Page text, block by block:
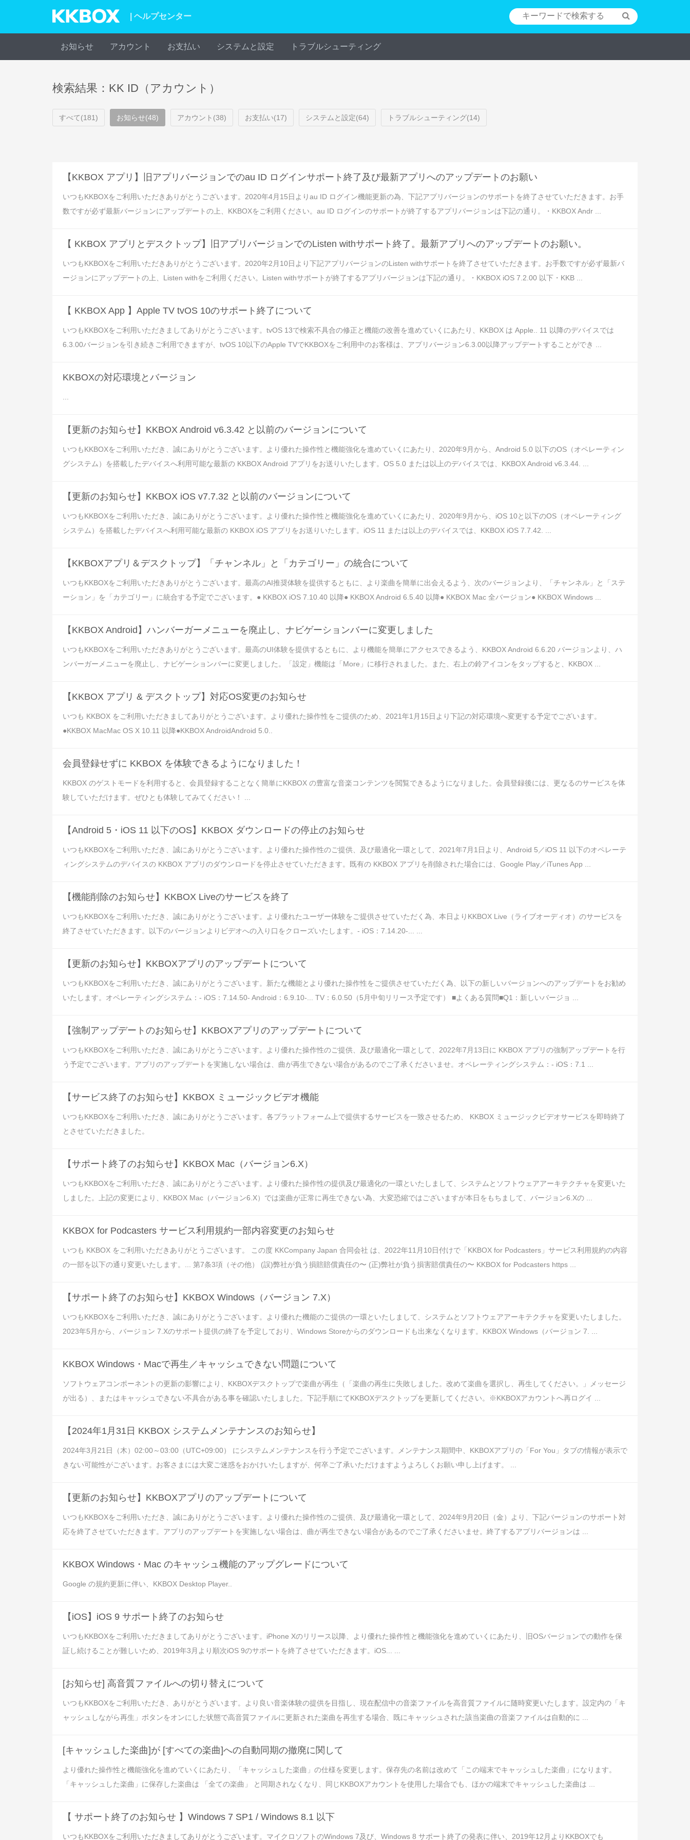
| ヘルプセンター
お知らせ アカウント お支払い システムと設定 トラブルシューティング
検索結果：KK ID（アカウント）
すべて(181) お知らせ(48) アカウント(38) お支払い(17) システムと設定(64) トラブルシューティング(14)
【KKBOX アプリ】旧アプリバージョンでのau ID ログインサポート終了及び最新アプリへのアップデートのお願い
いつもKKBOXをご利用いただきありがとうございます。2020年4月15日よりau ID ログイン機能更新の為、下記アプリバージョンのサポートを終了させていただきます。お手
数ですが必ず最新バージョンにアップデートの上、KKBOXをご利用ください。au ID ログインのサポートが終了するアプリバージョンは下記の通り。・KKBOX Andr ...
【 KKBOX アプリとデスクトップ】旧アプリバージョンでのListen withサポート終了。最新アプリへのアップデートのお願い。
いつもKKBOXをご利用いただきありがとうございます。2020年2月10日より下記アプリバージョンのListen withサポートを終了させていただきます。お手数ですが必ず最新バ
ージョンにアップデートの上、Listen withをご利用ください。Listen withサポートが終了するアプリバージョンは下記の通り。・KKBOX iOS 7.2.00 以下・KKB ...
【 KKBOX App 】Apple TV tvOS 10のサポート終了について
いつもKKBOXをご利用いただきましてありがとうございます。tvOS 13で検索不具合の修正と機能の改善を進めていくにあたり、KKBOX は Apple.. 11 以降のデバイスでは
6.3.00バージョンを引き続きご利用できますが、tvOS 10以下のApple TVでKKBOXをご利用中のお客様は、アプリバージョン6.3.00以降アップデートすることができ ...
KKBOXの対応環境とバージョン
【更新のお知らせ】KKBOX Android v6.3.42 と以前のバージョンについて
いつもKKBOXをご利用いただき、誠にありがとうございます。より優れた操作性と機能強化を進めていくにあたり、2020年9月から、Android 5.0 以下のOS（オペレーティン
グシステム）を搭載したデバイスへ利用可能な最新の KKBOX Android アプリをお送りいたします。OS 5.0 または以上のデバイスでは、KKBOX Android v6.3.44. ...
【更新のお知らせ】KKBOX iOS v7.7.32 と以前のバージョンについて
いつもKKBOXをご利用いただき、誠にありがとうございます。より優れた操作性と機能強化を進めていくにあたり、2020年9月から、iOS 10と以下のOS（オペレーティング
システム）を搭載したデバイスへ利用可能な最新の KKBOX iOS アプリをお送りいたします。iOS 11 または以上のデバイスでは、KKBOX iOS 7.7.42. ...
【KKBOXアプリ＆デスクトップ】「チャンネル」と「カテゴリー」の統合について
いつもKKBOXをご利用いただきありがとうございます。最高のAI推奨体験を提供するともに、より楽曲を簡単に出会えるよう、次のバージョンより、「チャンネル」と「ステ
ーション」を「カテゴリー」に統合する予定でございます。● KKBOX iOS 7.10.40 以降● KKBOX Android 6.5.40 以降● KKBOX Mac 全バージョン● KKBOX Windows ...
【KKBOX Android】ハンバーガーメニューを廃止し、ナビゲーションバーに変更しました
いつもKKBOXをご利用いただきありがとうございます。最高のUI体験を提供するともに、より機能を簡単にアクセスできるよう、KKBOX Android 6.6.20 バージョンより、ハ
ンバーガーメニューを廃止し、ナビゲーションバーに変更しました。「設定」機能は「More」に移行されました。また、右上の鈴アイコンをタップすると、KKBOX ...
【KKBOX アプリ & デスクトップ】対応OS変更のお知らせ
いつも KKBOX をご利用いただきましてありがとうございます。より優れた操作性をご提供のため、2021年1月15日より下記の対応環境へ変更する予定でございます。
●KKBOX MacMac OS X 10.11 以降●KKBOX AndroidAndroid 5.0..
会員登録せずに KKBOX を体験できるようになりました！
KKBOX のゲストモードを利用すると、会員登録することなく簡単にKKBOX の豊富な音楽コンテンツを閲覧できるようになりました。会員登録後には、更なるのサービスを体
験していただけます。ぜひとも体験してみてください！ ...
【Android 5・iOS 11 以下のOS】KKBOX ダウンロードの停止のお知らせ
いつもKKBOXをご利用いただき、誠にありがとうございます。より優れた操作性のご提供、及び最適化一環として、2021年7月1日より、Android 5／iOS 11 以下のオペレーテ
ィングシステムのデバイスの KKBOX アプリのダウンロードを停止させていただきます。既有の KKBOX アプリを削除された場合には、Google Play／iTunes App ...
【機能削除のお知らせ】KKBOX Liveのサービスを終了
いつもKKBOXをご利用いただき、誠にありがとうございます。より優れたユーザー体験をご提供させていただく為、本日よりKKBOX Live（ライブオーディオ）のサービスを
終了させていただきます。以下のバージョンよりビデオへの入り口をクローズいたします。- iOS：7.14.20-... ...
【更新のお知らせ】KKBOXアプリのアップデートについて
いつもKKBOXをご利用いただき、誠にありがとうございます。新たな機能とより優れた操作性をご提供させていただく為、以下の新しいバージョンへのアップデートをお勧め
いたします。オペレーティングシステム：- iOS：7.14.50- Android：6.9.10-... TV：6.0.50（5月中旬リリース予定です） ■よくある質問■Q1：新しいバージョ ...
【強制アップデートのお知らせ】KKBOXアプリのアップデートについて
いつもKKBOXをご利用いただき、誠にありがとうございます。より優れた操作性のご提供、及び最適化一環として、2022年7月13日に KKBOX アプリの強制アップデートを行
う予定でございます。アプリのアップデートを実施しない場合は、曲が再生できない場合があるのでご了承くださいませ。オペレーティングシステム：- iOS：7.1 ...
【サービス終了のお知らせ】KKBOX ミュージックビデオ機能
いつもKKBOXをご利用いただき、誠にありがとうございます。各プラットフォーム上で提供するサービスを一致させるため、 KKBOX ミュージックビデオサービスを即時終了
とさせていただきました。
【サポート終了のお知らせ】KKBOX Mac（バージョン6.X）
いつもKKBOXをご利用いただき、誠にありがとうございます。より優れた操作性の提供及び最適化の一環といたしまして、システムとソフトウェアアーキテクチャを変更いた
しました。上記の変更により、KKBOX Mac（バージョン6.X）では楽曲が正常に再生できない為、大変恐縮ではございますが本日をもちまして、バージョン6.Xの ...
KKBOX for Podcasters サービス利用規約一部内容変更のお知らせ
いつも KKBOX をご利用いただきありがとうございます。 この度 KKCompany Japan 合同会社 は、2022年11月10日付けで「KKBOX for Podcasters」サービス利用規約の内容
の一部を以下の通り変更いたします。... 第7条3項（その他） (誤)弊社が負う損賠賠償責任の〜 (正)弊社が負う損害賠償責任の〜 KKBOX for Podcasters https ...
【サポート終了のお知らせ】KKBOX Windows（バージョン 7.X）
いつもKKBOXをご利用いただき、誠にありがとうございます。より優れた機能のご提供の一環といたしまして、システムとソフトウェアアーキテクチャを変更いたしました。
2023年5月から、バージョン 7.Xのサポート提供の終了を予定しており、Windows Storeからのダウンロードも出来なくなります。KKBOX Windows（バージョン 7. ...
KKBOX Windows・Macで再生／キャッシュできない問題について
ソフトウェアコンポーネントの更新の影響により、KKBOXデスクトップで楽曲が再生（「楽曲の再生に失敗しました。改めて楽曲を選択し、再生してください。」メッセージ
が出る）、またはキャッシュできない不具合がある事を確認いたしました。下記手順にてKKBOXデスクトップを更新してください。※KKBOXアカウントへ再ログイ ...
【2024年1月31日 KKBOX システムメンテナンスのお知らせ】
2024年3月21日（木）02:00～03:00（UTC+09:00） にシステムメンテナンスを行う予定でございます。メンテナンス期間中、KKBOXアプリの「For You」タブの情報が表示で
きない可能性がございます。お客さまには大変ご迷惑をおかけいたしますが、何卒ご了承いただけますようよろしくお願い申し上げます。 ...
【更新のお知らせ】KKBOXアプリのアップデートについて
いつもKKBOXをご利用いただき、誠にありがとうございます。より優れた操作性のご提供、及び最適化一環として、2024年9月20日（金）より、下記バージョンのサポート対
応を終了させていただきます。アプリのアップデートを実施しない場合は、曲が再生できない場合があるのでご了承くださいませ。終了するアプリバージョンは ...
KKBOX Windows・Mac のキャッシュ機能のアップグレードについて
Google の規約更新に伴い、KKBOX Desktop Player..
【iOS】iOS 9 サポート終了のお知らせ
いつもKKBOXをご利用いただきましてありがとうございます。iPhone Xのリリース以降、より優れた操作性と機能強化を進めていくにあたり、旧OSバージョンでの動作を保
証し続けることが難しいため、2019年3月より順次iOS 9のサポートを終了させていただきます。iOS... ...
[お知らせ] 高音質ファイルへの切り替えについて
いつもKKBOXをご利用いただき、ありがとうざいます。より良い音楽体験の提供を目指し、現在配信中の音楽ファイルを高音質ファイルに随時変更いたします。設定内の「キ
ャッシュしながら再生」ボタンをオンにした状態で高音質ファイルに更新された楽曲を再生する場合、既にキャッシュされた該当楽曲の音楽ファイルは自動的に ...
[キャッシュした楽曲]が [すべての楽曲]への自動同期の撤廃に関して
より優れた操作性と機能強化を進めていくにあたり、「キャッシュした楽曲」の仕様を変更します。保存先の名前は改めて「この端末でキャッシュした楽曲」になります。
「キャッシュした楽曲」に保存した楽曲は 「全ての楽曲」 と同期されなくなり、同じKKBOXアカウントを使用した場合でも、ほかの端末でキャッシュした楽曲は ...
【 サポート終了のお知らせ 】Windows 7 SP1 / Windows 8.1 以下
いつもKKBOXをご利用いただきましてありがとうございます。マイクロソフトのWindows 7及び、Windows 8 サポート終了の発表に伴い、2019年12月よりKKBOXでも